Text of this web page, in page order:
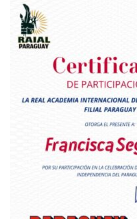
Radio
Radio
Radio
Premio Orgullo
Reconocimiento a